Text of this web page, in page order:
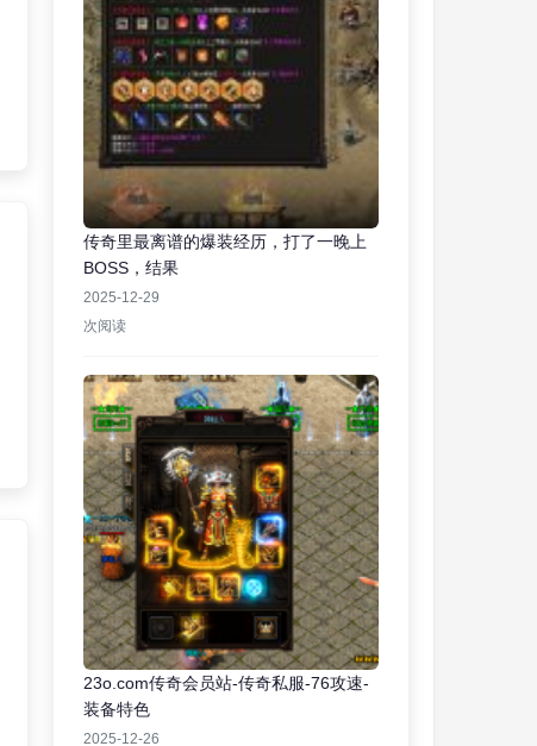
传奇里最离谱的爆装经历，打了一晚上
BOSS，结果
2025-12-29
次阅读
23o.com传奇会员站-传奇私服-76攻速-
装备特色
2025-12-26